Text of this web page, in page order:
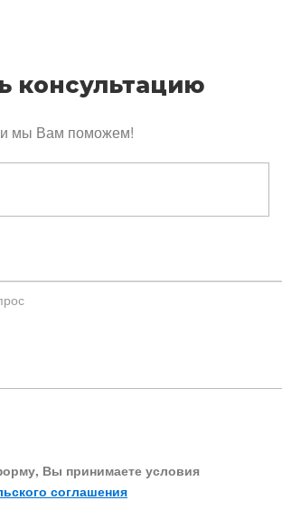
консультацию
и мы Вам поможем!
Вы принимаете условия
соглашения